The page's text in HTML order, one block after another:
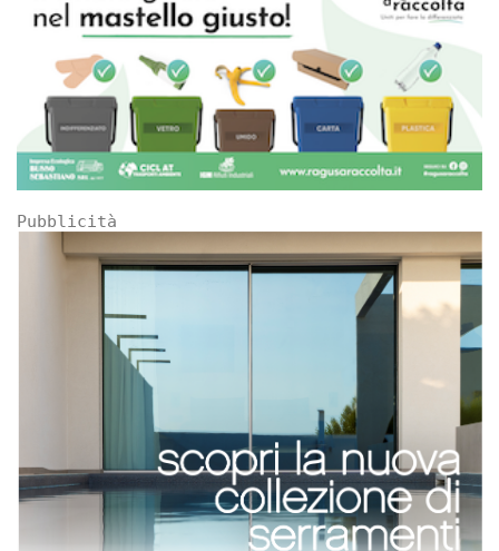
Pubblicità